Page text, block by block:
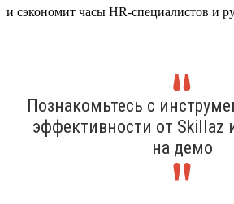
и сэкономит часы HR-специалистов и
Познакомьтесь с
эффективности от Skillaz
на демо